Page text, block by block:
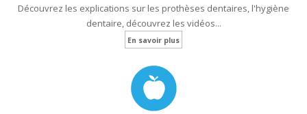
Découvrez les explications sur les prothèses dentaires, l'hygiène
dentaire, découvrez les vidéos...
En savoir plus